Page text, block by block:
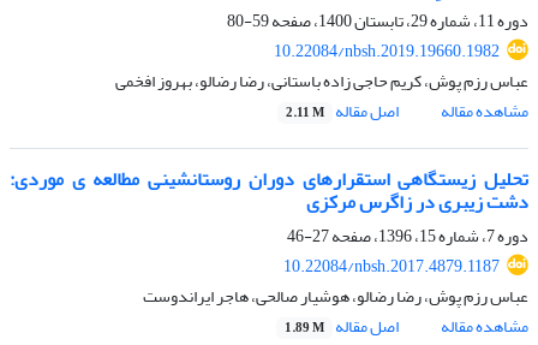
دوره 11، شماره 29، تابستان 1400، صفحه
59-80
10.22084/nbsh.2019.19660.1982
عباس رزم پوش، کریم حاجی زاده باستانی، رضا رضالو، بهروز افخمی
مشاهده مقاله
اصل مقاله 2.11 M
تحلیل زیستگاهی استقرارهای دوران روستانشینی مطالعه ی موردی:
دشت زیبری در زاگرس مرکزی
دوره 7، شماره 15، 1396، صفحه
27-46
10.22084/nbsh.2017.4879.1187
عباس رزم پوش، رضا رضالو، هوشیار صالحی، هاجر ایراندوست
مشاهده مقاله
اصل مقاله 1.89 M